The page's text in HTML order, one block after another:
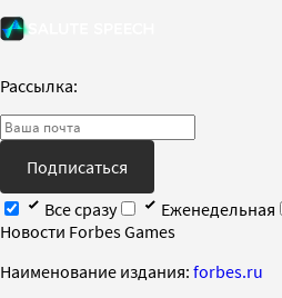
Рассылка:
Подписаться
Все сразу
Еженедельная
Новости Forbes Games
Наименование издания: forbes.ru